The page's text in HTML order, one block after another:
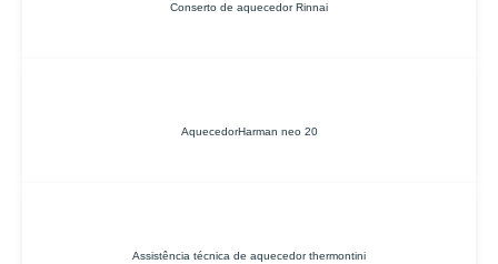
Conserto de aquecedor Rinnai
AquecedorHarman neo 20
Assistência técnica de aquecedor thermontini